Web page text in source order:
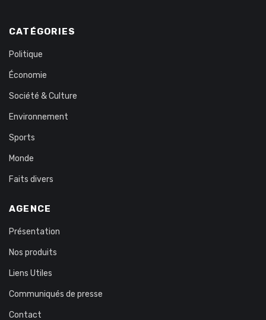
CATÉGORIES
Politique
Économie
Société & Culture
Environnement
Sports
Monde
Faits divers
AGENCE
Présentation
Nos produits
Liens Utiles
Communiqués de presse
Contact